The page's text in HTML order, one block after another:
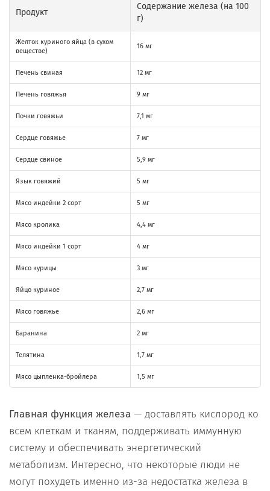
Продукт
Содержание железа (на 100
г)
Желток куриного яйца (в сухом
веществе)
16 мг
Печень свиная 12 мг
Печень говяжья 9 мг
Почки говяжьи 7,1 мг
Сердце говяжье 7 мг
Сердце свиное 5,9 мг
Язык говяжий 5 мг
Мясо индейки 2 сорт 5 мг
Мясо кролика 4,4 мг
Мясо индейки 1 сорт 4 мг
Мясо курицы 3 мг
Яйцо куриное 2,7 мг
Мясо говяжье 2,6 мг
Баранина 2 мг
Телятина 1,7 мг
Мясо цыпленка-бройлера 1,5 мг
Главная функция железа — доставлять кислород ко
всем клеткам и тканям, поддерживать иммунную
систему и обеспечивать энергетический
метаболизм. Интересно, что некоторые люди не
могут похудеть именно из-за недостатка железа в